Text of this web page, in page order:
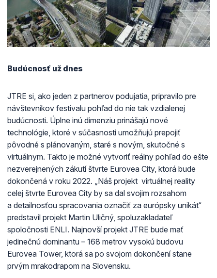
Budúcnosť už dnes
JTRE si, ako jeden z partnerov podujatia, pripravilo pre
návštevníkov festivalu pohľad do nie tak vzdialenej
budúcnosti. Úplne inú dimenziu prinášajú nové
technológie, ktoré v súčasnosti umožňujú prepojiť
pôvodné s plánovaným, staré s novým, skutočné s
virtuálnym. Takto je možné vytvoriť reálny pohľad do ešte
nezverejnených zákutí štvrte Eurovea City, ktorá bude
dokončená v roku 2022. „Náš projekt virtuálnej reality
celej štvrte Eurovea City by sa dal svojim rozsahom
a detailnosťou spracovania označiť za európsky unikát“
predstavil projekt Martin Uličný, spoluzakladateľ
spoločnosti ENLI. Najnovší projekt JTRE bude mať
jedinečnú dominantu – 168 metrov vysokú budovu
Eurovea Tower, ktorá sa po svojom dokončení stane
prvým mrakodrapom na Slovensku.